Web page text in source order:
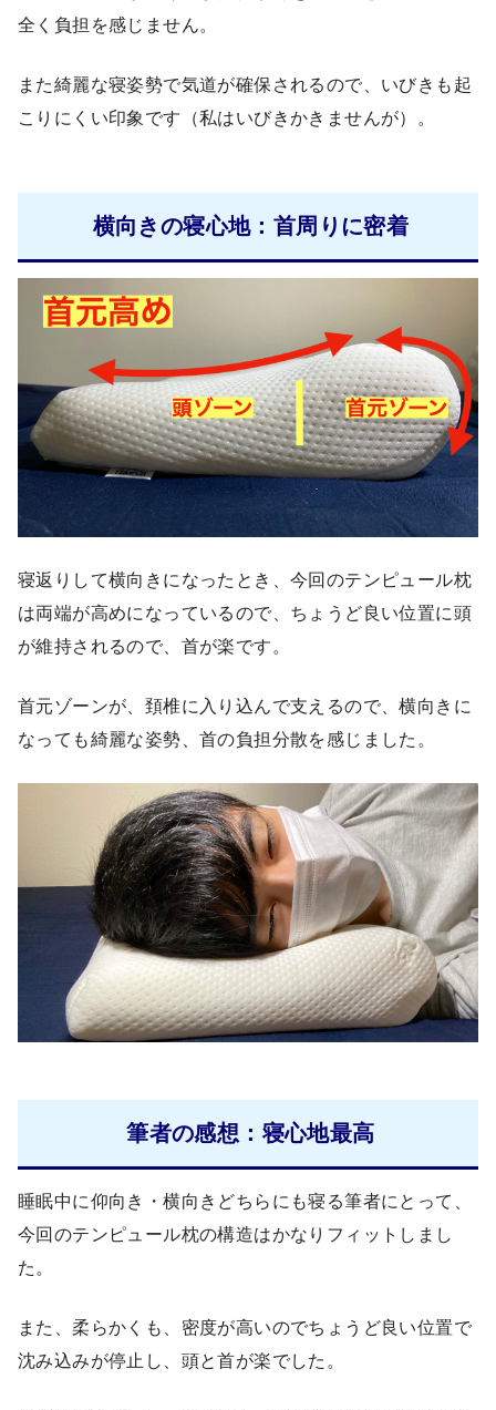
全く負担を感じません。
また綺麗な寝姿勢で気道が確保されるので、いびきも起
こりにくい印象です（私はいびきかきませんが）。
横向きの寝心地：首周りに密着
寝返りして横向きになったとき、今回のテンピュール枕
は両端が高めになっているので、ちょうど良い位置に頭
が維持されるので、首が楽です。
首元ゾーンが、頚椎に入り込んで支えるので、横向きに
なっても綺麗な姿勢、首の負担分散を感じました。
筆者の感想：寝心地最高
睡眠中に仰向き・横向きどちらにも寝る筆者にとって、
今回のテンピュール枕の構造はかなりフィットしまし
た。
また、柔らかくも、密度が高いのでちょうど良い位置で
沈み込みが停止し、頭と首が楽でした。